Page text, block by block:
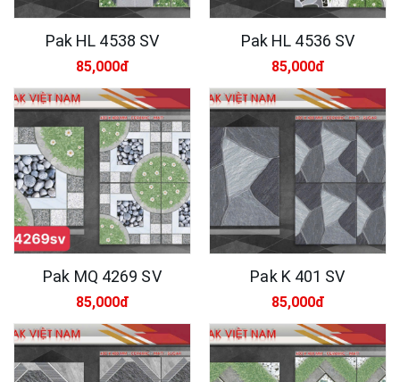
Pak HL 4538 SV
85,000đ
Pak HL 4536 SV
85,000đ
Pak MQ 4269 SV
85,000đ
Pak K 401 SV
85,000đ